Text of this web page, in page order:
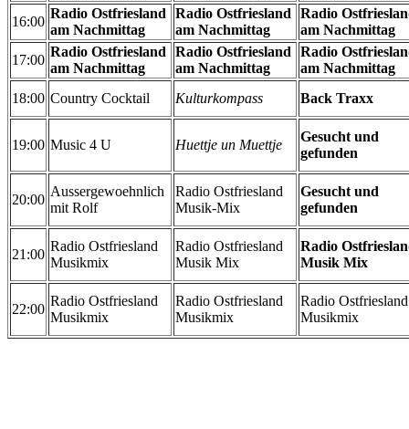
16:00
Radio Ostfriesland
am Nachmittag
Radio Ostfriesland
am Nachmittag
Radio
am Nachmittag
17:00
Radio Ostfriesland
am Nachmittag
Radio Ostfriesland
am Nachmittag
Radio
am Nachmittag
18:00 Country Cocktail Kulturkompass Back Traxx
19:00 Music 4 U Huettje un Muettje
Gesucht und
gefunden
20:00
Aussergewoehnlich
mit Rolf
Radio Ostfriesland
Musik-Mix
Gesucht und
gefunden
21:00
Radio Ostfriesland
Musikmix
Radio Ostfriesland
Musik Mix
Radio
Musik Mix
22:00
Radio Ostfriesland
Musikmix
Radio Ostfriesland
Musikmix
Radio Ostfriesland
Musikmix